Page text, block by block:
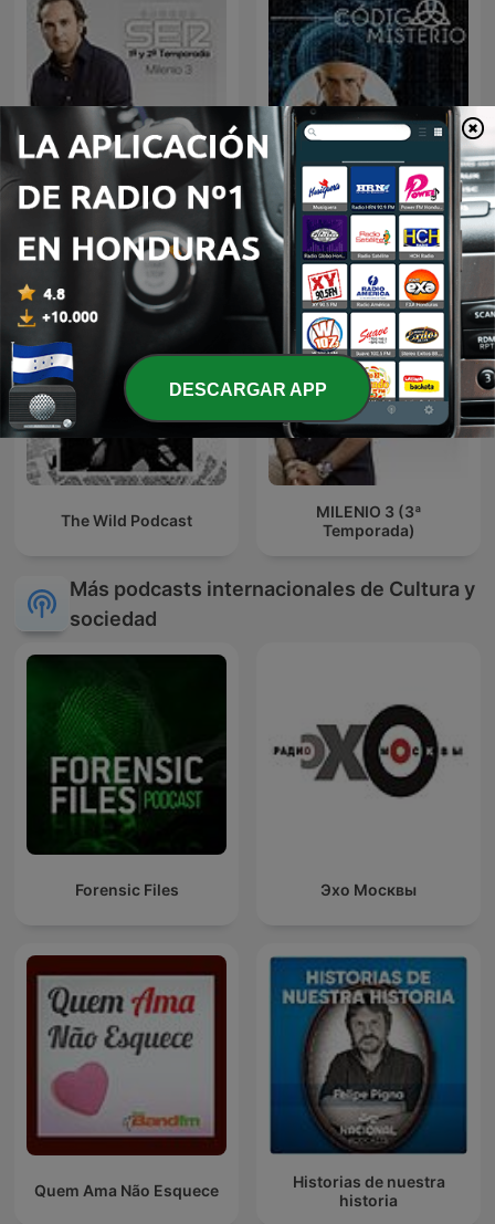
MILENIO 3 (1ª y 2ª
Temporada)
Código Misterio
The Wild Podcast
MILENIO 3 (3ª
Temporada)
Más podcasts internacionales de Cultura y
sociedad
Forensic Files Эхо Москвы
Quem Ama Não Esquece
Historias de nuestra
historia
DESCARGAR APP